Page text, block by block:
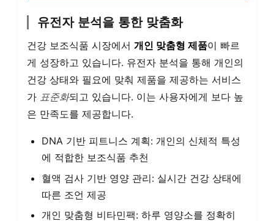
유전자 분석을 통한 맞춤화
건강 보조식품 시장에서 개인 맞춤형 제품이 빠르
게 성장하고 있습니다. 유전자 분석을 통해 개인의
건강 상태와 필요에 맞춰 제품을 제공하는 서비스
가 표준화되고 있습니다. 이는 사용자에게 보다 높
은 만족도를 제공합니다.
DNA 기반 피트니스 계획: 개인의 신체적 특성
에 적합한 보조식품 추천
혈액 검사 기반 영양 관리: 실시간 건강 상태에
따른 조언 제공
개인 맞춤형 비타민팩: 하루 영양소를 정확히